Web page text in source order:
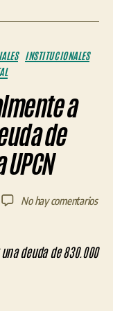
INSTITUCIONALES
a
de
No hay comentariosen
a